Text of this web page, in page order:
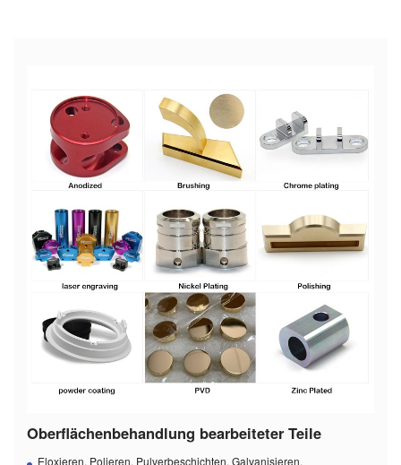
Oberflächenbehandlung bearbeiteter Teile
Eloxieren, Polieren, Pulverbeschichten, Galvanisieren,